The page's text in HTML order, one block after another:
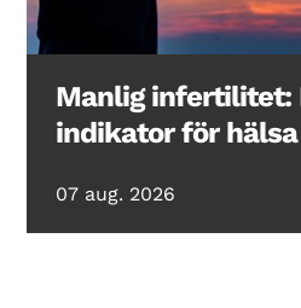
Manlig infertilitet:
indikator för
07 aug. 2026